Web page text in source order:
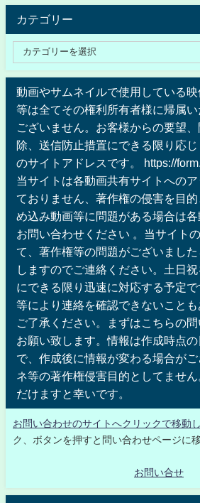
カテゴリー
動画やサムネイルで使用している
等は全てその権利所有者様に帰属
ございません。お客様からの要望
除、送信防止措置にできる限り応
のサイトアドレスです。 https://
当サイトは各動画共有サイトへの
ておりません、著作権の侵害を目
め込み動画等に問題がある場合は
お問い合わせください 。当サイト
て、著作権等の問題がございまし
しますのでご連絡ください。土日
にできる限り迅速に対応する予定
等により連絡を確認できないことも
ご了承ください。まずはこちらの
お願い致します。情報は作成時点
で、作成後に情報が変わる場合が
ネ等の著作権侵害目的としてませ
だけますと幸いです。
お問い合わせのサイトへクリックで移動
ク、ボタンを押すと問い合わせページに
お問い合せ